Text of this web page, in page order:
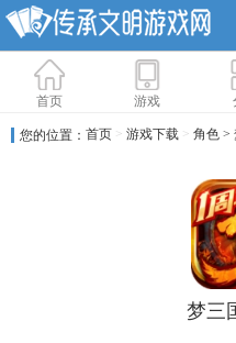
首页 游戏
您的位置： 首页 > 游戏下载 > 角色 >
梦三